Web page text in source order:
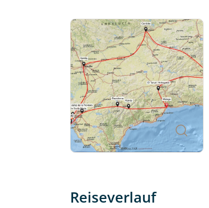
Reiseverlauf